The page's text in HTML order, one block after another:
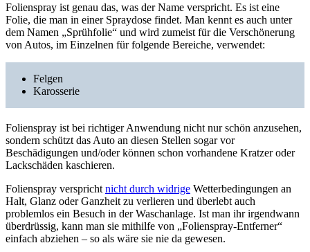
Folienspray ist genau das, was der Name verspricht. Es ist eine
Folie, die man in einer Spraydose findet. Man kennt es auch unter
dem Namen „Sprühfolie“ und wird zumeist für die Verschönerung
von Autos, im Einzelnen für folgende Bereiche, verwendet:
Felgen
Karosserie
Folienspray ist bei richtiger Anwendung nicht nur schön anzusehen,
sondern schützt das Auto an diesen Stellen sogar vor
Beschädigungen und/oder können schon vorhandene Kratzer oder
Lackschäden kaschieren.
Folienspray verspricht nicht durch widrige Wetterbedingungen an
Halt, Glanz oder Ganzheit zu verlieren und überlebt auch
problemlos ein Besuch in der Waschanlage. Ist man ihr irgendwann
überdrüssig, kann man sie mithilfe von „Folienspray-Entferner“
einfach abziehen – so als wäre sie nie da gewesen.